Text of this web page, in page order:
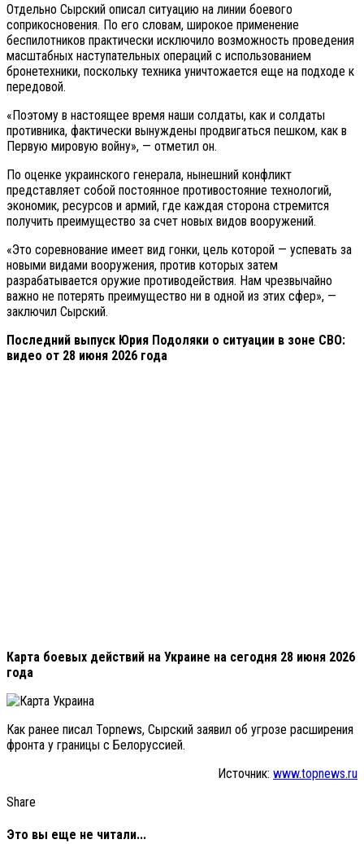
Отдельно Сырский описал ситуацию на линии боевого
соприкосновения. По его словам, широкое применение
беспилотников практически исключило возможность проведения
масштабных наступательных операций с использованием
бронетехники, поскольку техника уничтожается еще на подходе к
передовой.
«Поэтому в настоящее время наши солдаты, как и солдаты
противника, фактически вынуждены продвигаться пешком, как в
Первую мировую войну», — отметил он.
По оценке украинского генерала, нынешний конфликт
представляет собой постоянное противостояние технологий,
экономик, ресурсов и армий, где каждая сторона стремится
получить преимущество за счет новых видов вооружений.
«Это соревнование имеет вид гонки, цель которой — успевать за
новыми видами вооружения, против которых затем
разрабатывается оружие противодействия. Нам чрезвычайно
важно не потерять преимущество ни в одной из этих сфер», —
заключил Сырский.
Последний выпуск Юрия Подоляки о ситуации в зоне СВО:
видео от 28 июня 2026 года
Карта боевых действий на Украине на сегодня 28 июня 2026
года
Как ранее писал Topnews, Сырский заявил об угрозе расширения
фронта у границы с Белоруссией.
Источник: www.topnews.ru
Share
Это вы еще не читали...